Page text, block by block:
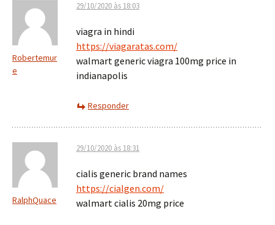
Robertemur
e
29/10/2020 às 18:03
viagra in hindi
https://viagaratas.com/
walmart generic viagra 100mg price in
indianapolis
Responder
RalphQuace
29/10/2020 às 18:31
cialis generic brand names
https://cialgen.com/
walmart cialis 20mg price